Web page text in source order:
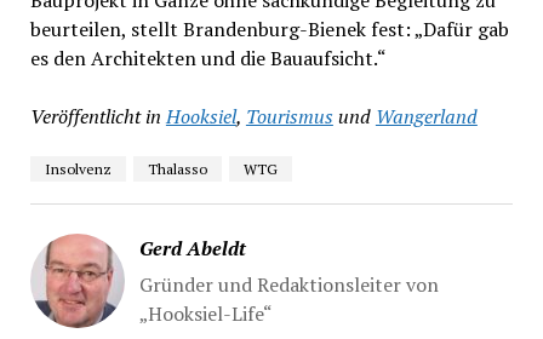
beurteilen, stellt Brandenburg-Bienek fest: „Dafür gab
es den Architekten und die Bauaufsicht.“
Veröffentlicht in Hooksiel, Tourismusund Wangerland
Insolvenz Thalasso WTG
Gerd Abeldt
Gründer und Redaktionsleiter von
„Hooksiel-Life“